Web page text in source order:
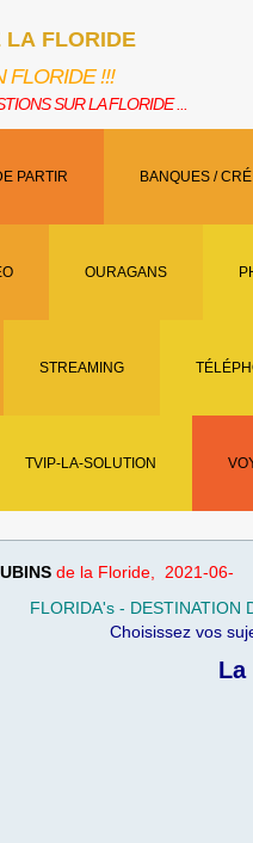
PARTIR BANQUES /
OURAGANS
STREAMING
TVIP-LA-SOLUTION
LA FLORIDE
FLORIDE !!!
SUR LA FLORIDE ...
​La
de la Floride, 2021-06-
FLORIDA's - DESTINATION
​Choisissez vos